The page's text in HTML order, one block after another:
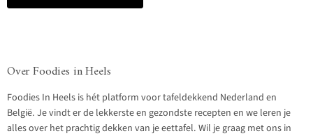
Over Foodies in Heels
Foodies In Heels is hét platform voor tafeldekkend Nederland en
België. Je vindt er de lekkerste en gezondste recepten en we leren je
alles over het prachtig dekken van je eettafel. Wil je graag met ons in